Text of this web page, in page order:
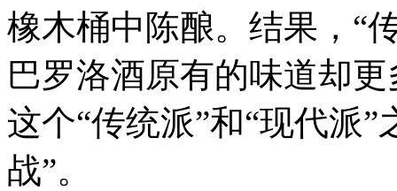
橡木桶中陈酿。结果，“
巴罗洛酒原有的味道却
这个“传统派”和“现代派
战”。